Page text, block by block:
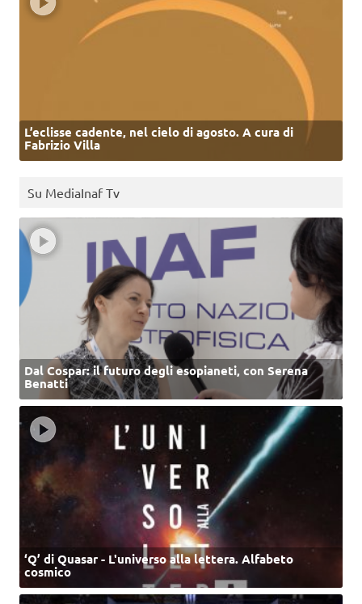
L’eclisse cadente, nel cielo di agosto. A cura di
Fabrizio Villa
Su MediaInaf Tv
Dal Cospar: il futuro degli esopianeti, con Serena
Benatti
‘Q’ di Quasar - L'universo alla lettera. Alfabeto
cosmico